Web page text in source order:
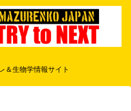
＆生物学情報サイト